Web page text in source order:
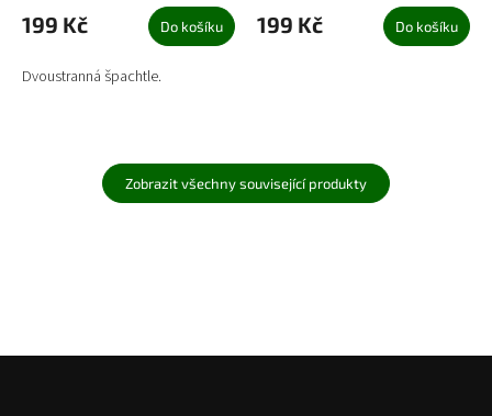
199 Kč Do košíku
Dvoustranná špachtle.
199 Kč Do košíku
Zobrazit všechny související produkty